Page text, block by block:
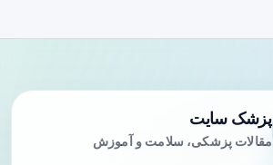
پزشک سایت
مقالات پزشکی، سلامت و آموزش